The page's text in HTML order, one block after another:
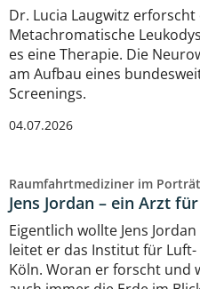
Dr. Lucia Laugwitz
Metachromatische
es eine Therapie. Die
am Aufbau eines
Screenings.
04.07.2026
Raumfahrtmediziner im Porträt
Jens Jordan – ein Arzt
Eigentlich wollte Jens
leitet er das Institut für
Köln. Woran er forscht und